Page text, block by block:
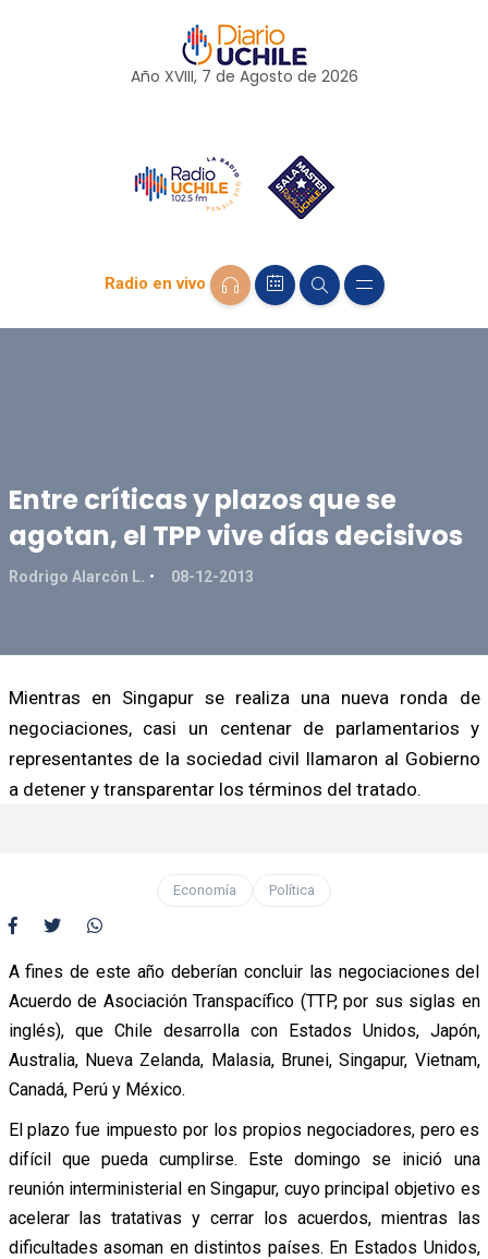
Año XVIII, 7 de Agosto de 2026
Radio en vivo
Entre críticas y plazos que se
agotan, el TPP vive días decisivos
Rodrigo Alarcón L. 08-12-2013
Mientras en Singapur se realiza una nueva ronda de
negociaciones, casi un centenar de parlamentarios y
representantes de la sociedad civil llamaron al Gobierno
a detener y transparentar los términos del tratado.
Economía Política
A fines de este año deberían concluir las negociaciones del
Acuerdo de Asociación Transpacífico (TTP, por sus siglas en
inglés), que Chile desarrolla con Estados Unidos, Japón,
Australia, Nueva Zelanda, Malasia, Brunei, Singapur, Vietnam,
Canadá, Perú y México.
El plazo fue impuesto por los propios negociadores, pero es
difícil que pueda cumplirse. Este domingo se inició una
reunión interministerial en Singapur, cuyo principal objetivo es
acelerar las tratativas y cerrar los acuerdos, mientras las
dificultades asoman en distintos países. En Estados Unidos,